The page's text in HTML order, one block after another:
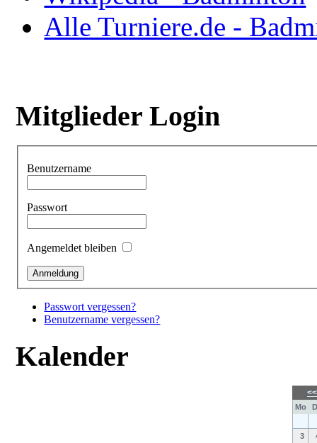
Alle Turniere.de -
Mitglieder Login
Benutzername
Passwort
Angemeldet bleiben
Passwort vergessen?
Benutzername vergessen?
Kalender
Mo
3